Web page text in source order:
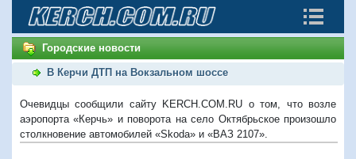
Городские новости
В Керчи ДТП на Вокзальном шоссе
Очевидцы сообщили сайту KERCH.COM.RU о том, что возле
аэропорта «Керчь» и поворота на село Октябрьское произошло
столкновение автомобилей «Skoda» и «ВАЗ 2107».